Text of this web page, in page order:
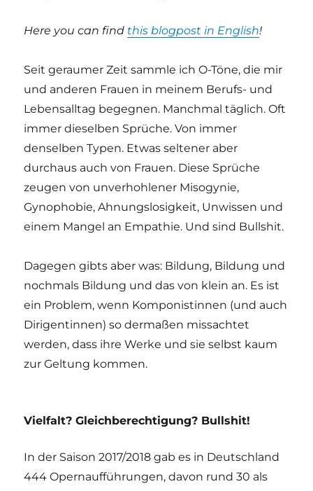
Here you can find this blogpost in English!
Seit geraumer Zeit sammle ich O-Töne, die mir
und anderen Frauen in meinem Berufs- und
Lebensalltag begegnen. Manchmal täglich. Oft
immer dieselben Sprüche. Von immer
denselben Typen. Etwas seltener aber
durchaus auch von Frauen. Diese Sprüche
zeugen von unverhohlener Misogynie,
Gynophobie, Ahnungslosigkeit, Unwissen und
einem Mangel an Empathie. Und sind Bullshit.
Dagegen gibts aber was: Bildung, Bildung und
nochmals Bildung und das von klein an. Es ist
ein Problem, wenn Komponistinnen (und auch
Dirigentinnen) so dermaßen missachtet
werden, dass ihre Werke und sie selbst kaum
zur Geltung kommen.
Vielfalt? Gleichberechtigung? Bullshit!
In der Saison 2017/2018 gab es in Deutschland
444 Opernaufführungen, davon rund 30 als